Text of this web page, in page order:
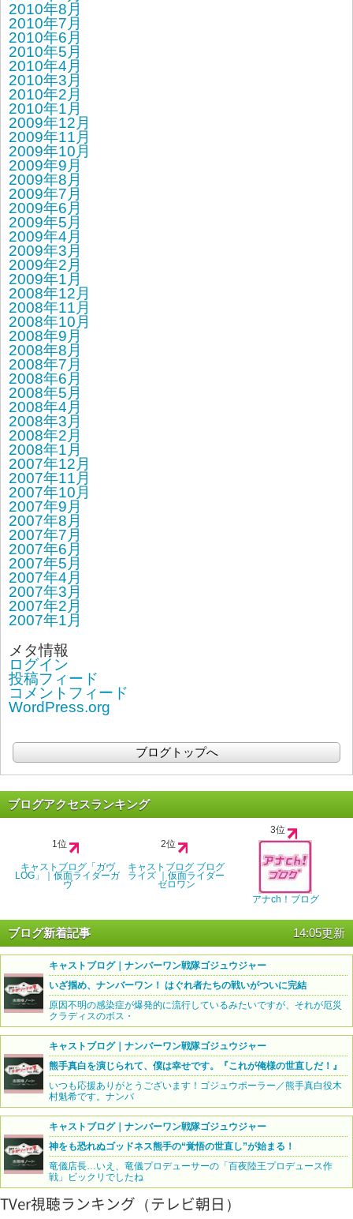
2010年8月
2010年7月
2010年6月
2010年5月
2010年4月
2010年3月
2010年2月
2010年1月
2009年12月
2009年11月
2009年10月
2009年9月
2009年8月
2009年7月
2009年6月
2009年5月
2009年4月
2009年3月
2009年2月
2009年1月
2008年12月
2008年11月
2008年10月
2008年9月
2008年8月
2008年7月
2008年6月
2008年5月
2008年4月
2008年3月
2008年2月
2008年1月
2007年12月
2007年11月
2007年10月
2007年9月
2007年8月
2007年7月
2007年6月
2007年5月
2007年4月
2007年3月
2007年2月
2007年1月
メタ情報
ログイン
投稿フィード
コメントフィード
WordPress.org
ブログトップへ
ブログアクセスランキング
1位
キャストブログ「ガヴ
LOG」｜仮面ライダーガ
ヴ
2位
キャストブログ ブログ
ライズ ｜仮面ライダー
ゼロワン
3位
アナch！ブログ
ブログ新着記事 14:05更新
キャストブログ｜ナンバーワン戦隊ゴジュウジャー
いざ掴め、ナンバーワン！ はぐれ者たちの戦いがついに完結
原因不明の感染症が爆発的に流行しているみたいですが、それが厄災
クラディスのボス・
キャストブログ｜ナンバーワン戦隊ゴジュウジャー
熊手真白を演じられて、僕は幸せです。『これが俺様の世直しだ！』
いつも応援ありがとうございます！ゴジュウポーラー／熊手真白役木
村魁希です。ナンバ
キャストブログ｜ナンバーワン戦隊ゴジュウジャー
神をも恐れぬゴッドネス熊手の“覚悟の世直し”が始まる！
竜儀店長…いえ、竜儀プロデューサーの「百夜陸王プロデュース作
戦」ビックリでしたね
TVer視聴ランキング（テレビ朝日）